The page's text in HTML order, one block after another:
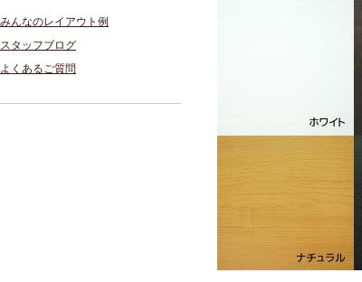
みんなのレイアウト例
スタッフブログ
よくあるご質問